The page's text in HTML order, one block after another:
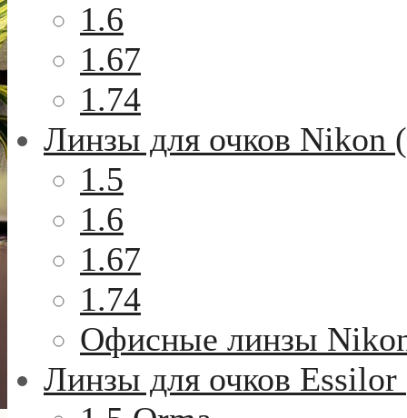
1.6
1.67
1.74
Линзы для очков Nikon
1.5
1.6
1.67
1.74
Офисные линзы
Линзы для очков